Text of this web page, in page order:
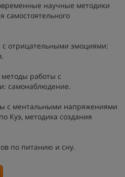
научные методики
самостоятельного
отрицательными эмоциями:
методы работы с
самонаблюдение.
с ментальными напряжениями
Куэ, методика создания
по питанию и сну.